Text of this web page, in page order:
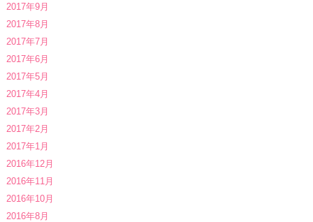
2017年9月
2017年8月
2017年7月
2017年6月
2017年5月
2017年4月
2017年3月
2017年2月
2017年1月
2016年12月
2016年11月
2016年10月
2016年8月